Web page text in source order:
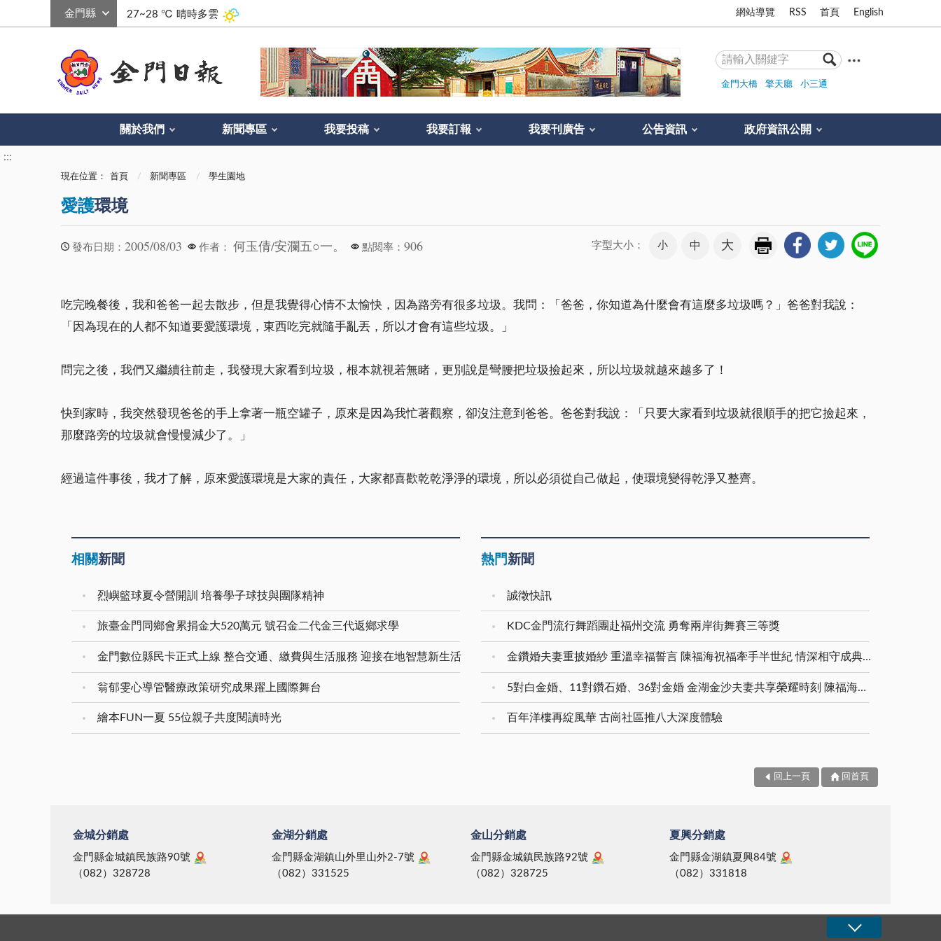
27~28 ℃ 晴時多雲 網站導覽 RSS 首頁 English
金門大橋 擎天廳 小三通
關於我們 新聞專區 我要投稿 我要訂報 我要刊廣告 公告資訊 政府資訊公開
:::
現在位置： 首頁 新聞專區 學生園地
愛護環境
發布日期： 2005/08/03 作者： 何玉倩/安瀾五○一。 點閱率： 906 字型大小： 小 中 大
吃完晚餐後，我和爸爸一起去散步，但是我覺得心情不太愉快，因為路旁有很多垃圾。我問：「爸爸，你知道為什麼會有這麼多垃圾嗎？」爸爸對我說：
「因為現在的人都不知道要愛護環境，東西吃完就隨手亂丟，所以才會有這些垃圾。」
問完之後，我們又繼續往前走，我發現大家看到垃圾，根本就視若無睹，更別說是彎腰把垃圾撿起來，所以垃圾就越來越多了！
快到家時，我突然發現爸爸的手上拿著一瓶空罐子，原來是因為我忙著觀察，卻沒注意到爸爸。爸爸對我說：「只要大家看到垃圾就很順手的把它撿起來，
那麼路旁的垃圾就會慢慢減少了。」
經過這件事後，我才了解，原來愛護環境是大家的責任，大家都喜歡乾乾淨淨的環境，所以必須從自己做起，使環境變得乾淨又整齊。
相關新聞
烈嶼籃球夏令營開訓 培養學子球技與團隊精神
旅臺金門同鄉會累捐金大520萬元 號召金二代金三代返鄉求學
金門數位縣民卡正式上線 整合交通、繳費與生活服務 迎接在地智慧新生活
翁郁雯心導管醫療政策研究成果躍上國際舞台
繪本FUN一夏 55位親子共度閱讀時光
熱門新聞
誠徵快訊
KDC金門流行舞蹈團赴福州交流 勇奪兩岸街舞賽三等獎
金鑽婚夫妻重披婚紗 重溫幸福誓言 陳福海祝福牽手半世紀 情深相守成典範
5對白金婚、11對鑽石婚、36對金婚 金湖金沙夫妻共享榮耀時刻 陳福海表揚金鑽婚夫妻 向半世紀相守家庭典範致敬
百年洋樓再綻風華 古崗社區推八大深度體驗
回上一頁 回首頁
金城分銷處
金門縣金城鎮民族路90號
（082）328728
金湖分銷處
金門縣金湖鎮山外里山外2-7號
（082）331525
金山分銷處
金門縣金城鎮民族路92號
（082）328725
夏興分銷處
金門縣金湖鎮夏興84號
（082）331818